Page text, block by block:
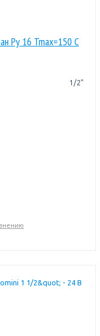
Pу 16 Tmax=150 C
1/2"